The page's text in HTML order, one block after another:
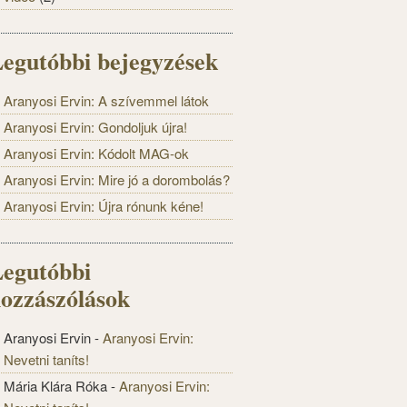
bejegyzések
Aranyosi Ervin: A szívemmel látok
Aranyosi Ervin: Gondoljuk újra!
Aranyosi Ervin: Kódolt MAG-ok
Aranyosi Ervin: Mire jó a dorombolás?
Aranyosi Ervin: Újra rónunk kéne!
Aranyosi Ervin-Aranyosi Ervin:
Nevetni taníts!
Mária Klára Róka-Aranyosi Ervin: